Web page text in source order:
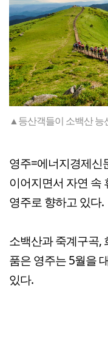
▲등산객들이 소백산 능
영주=에너지경제신
이어지면서 자연 속
영주로 향하고 있다.
소백산과 죽계구곡,
품은 영주는 5월을
있다.